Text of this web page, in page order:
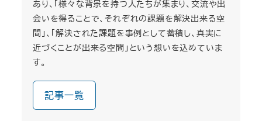
あり、「様々な背景を持つ人たちが集まり、交流や出
会いを得ることで、それぞれの課題を解決出来る空
間」、「解決された課題を事例として蓄積し、真実に
近づくことが出来る空間」という想いを込めていま
す。
記事一覧